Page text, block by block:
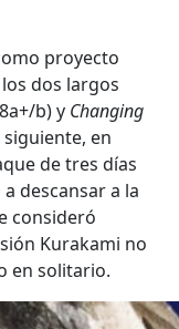
proyecto
dos largos
b) y Changing
siguiente, en
de tres días
descansar a la
consideró
Kurakami no
en solitario.